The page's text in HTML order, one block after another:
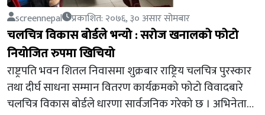
screennepal प्रकाशित: २०७६, ३० असार सोमबार
चलचित्र विकास बोर्डले भन्यो : सरोज खनालको फोटो
नियोजित रुपमा खिचियो
राष्ट्रपति भवन शितल निवासमा शुक्रबार राष्ट्रिय चलचित्र पुरस्कार
तथा दीर्घ साधना सम्मान वितरण कार्यक्रमको फोटो विवादबारे
चलचित्र विकास बोर्डले धारणा सार्वजनिक गरेको छ । अभिनेता…